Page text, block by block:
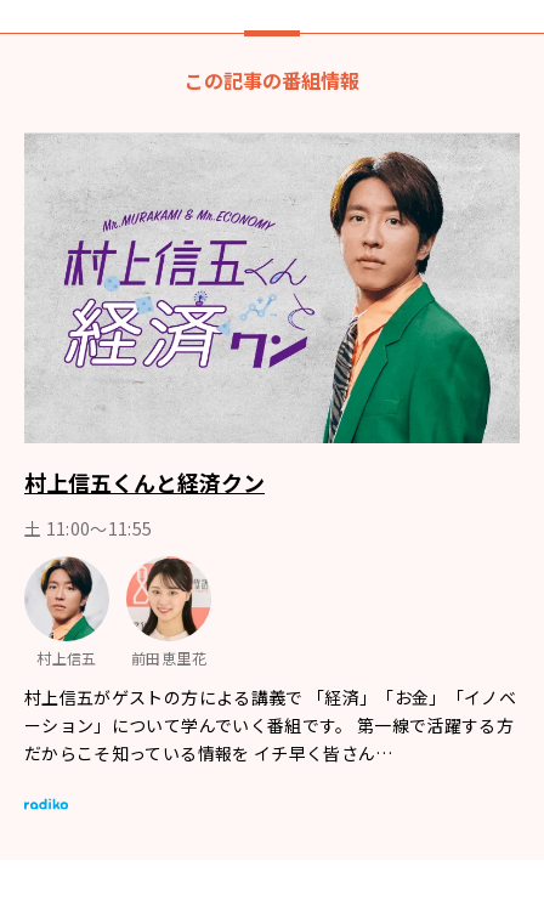
この記事の番組情報
村上信五くんと経済クン
土 11:00～11:55
村上信五 前田恵里花
村上信五がゲストの方による講義で 「経済」「お金」「イノベ
ーション」について学んでいく番組です。 第一線で活躍する方
だからこそ知っている情報を イチ早く皆さん…